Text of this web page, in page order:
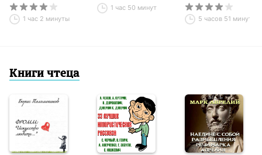
1 час 2 минуты
1 час 50 минут
процветания
5 часов 51 минута
Книги чтеца